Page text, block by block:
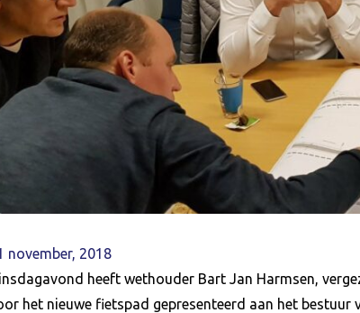
november, 2018
heeft wethouder Bart Jan Harmsen,
het nieuwe fietspad gepresenteerd aan het bestuur